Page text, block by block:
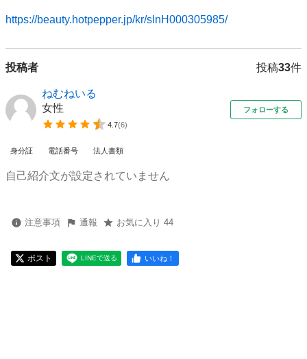
https://beauty.hotpepper.jp/kr/slnH000305985/
投稿者 投稿33件
ねむねいる
女性
4.7(6)
フォローする
身分証 電話番号 法人書類
自己紹介文が設定されていません
注意事項 通報 お気に入り 44
ポスト LINEで送る いいね！